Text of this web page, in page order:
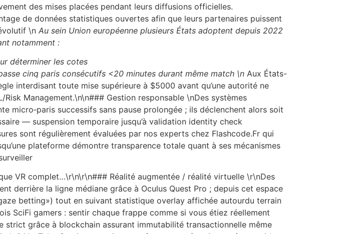
des mises placées pendant leurs diffusions officielles.
de données statistiques ouvertes afin que leurs partenaires puissent
\n Au sein Union européenne plusieurs États adoptent depuis 2022
notamment :
déterminer les cotes
cinq paris consécutifs <20 minutes durant même match \n Aux États-
interdisant toute mise supérieure à $5000 avant qu’une autorité ne
Management.\n\n### Gestion responsable \nDes systèmes
micro‑paris successifs sans pause prolongée ; ils déclenchent alors soit
— suspension temporaire jusqu’à validation identity check
sont régulièrement évaluées par nos experts chez Flashcode.Fr qui
plateforme démontre transparence totale quant à ses mécanismes
VR complet…\r\n\r\n### Réalité augmentée / réalité virtuelle \r\nDes
derrière la ligne médiane grâce à Oculus Quest Pro ; depuis cet espace
betting») tout en suivant statistique overlay affichée autourdu terrain
SciFi gamers : sentir chaque frappe comme si vous étiez réellement
grâce à blockchain assurant immutabilité transactionnelle même